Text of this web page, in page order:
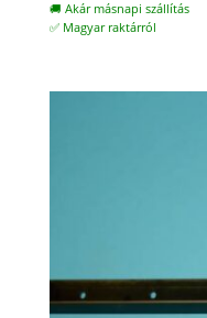
🚚 Akár másnapi szállítás
✅ Magyar raktárról